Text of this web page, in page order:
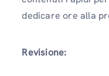
dedicare ore alla
Revisione: